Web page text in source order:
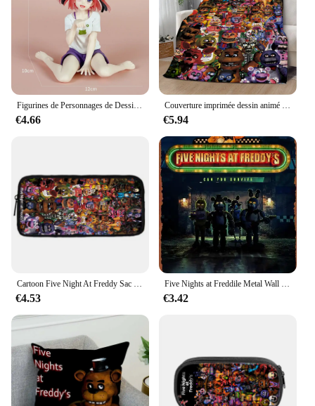
€4.66 €5.94
Cartoon Five Night At Freddy Sac à dos d'école pour enfants, sac initié, sacs à crayons, sacs d'école pour garçons et filles, meilleur cadeau
€4.53
Five Nights at Freddile Metal Wall Decor Posters, Vintage 18 Sign, Unique, Home, Bar, Diner, Pub, 8x12 amaran, Fun Kitchen Dec
€3.42